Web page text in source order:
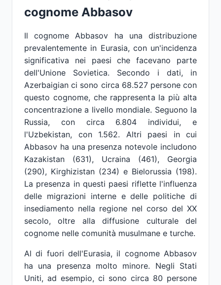
cognome Abbasov
Il cognome Abbasov ha una distribuzione
prevalentemente in Eurasia, con un'incidenza
significativa nei paesi che facevano parte
dell'Unione Sovietica. Secondo i dati, in
Azerbaigian ci sono circa 68.527 persone con
questo cognome, che rappresenta la più alta
concentrazione a livello mondiale. Seguono la
Russia, con circa 6.804 individui, e
l'Uzbekistan, con 1.562. Altri paesi in cui
Abbasov ha una presenza notevole includono
Kazakistan (631), Ucraina (461), Georgia
(290), Kirghizistan (234) e Bielorussia (198).
La presenza in questi paesi riflette l'influenza
delle migrazioni interne e delle politiche di
insediamento nella regione nel corso del XX
secolo, oltre alla diffusione culturale del
cognome nelle comunità musulmane e turche.
Al di fuori dell'Eurasia, il cognome Abbasov
ha una presenza molto minore. Negli Stati
Uniti, ad esempio, ci sono circa 80 persone